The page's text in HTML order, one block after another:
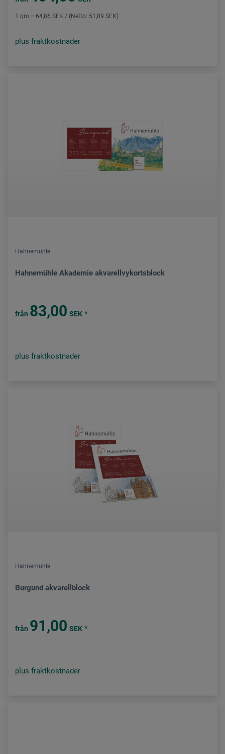
1 qm = 64,86 SEK / (Netto: 51,89 SEK)
plus fraktkostnader
Hahnemühle
Hahnemühle Akademie akvarellvykortsblock
från 83,00 SEK *
plus fraktkostnader
Hahnemühle
Burgund akvarellblock
från 91,00 SEK *
plus fraktkostnader